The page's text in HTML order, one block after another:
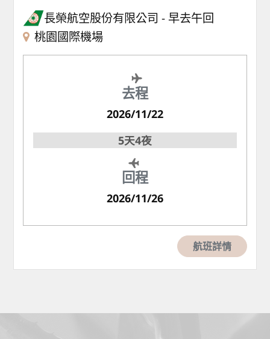
長榮航空股份有限公司
早去午回
桃園國際機場
去程
2026/11/22
5天4夜
回程
2026/11/26
航班詳情